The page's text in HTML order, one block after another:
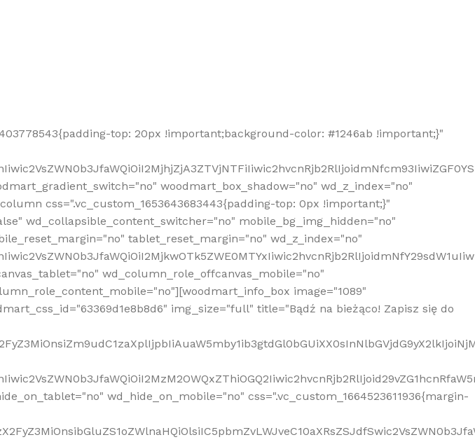
top: 20px !important;background-color: #1246ab !important;}"
woodmart_box_shadow="no" wd_z_index="no"
css=".vc_custom_1653643683443{padding-top: 0px !important;}"
wd_collapsible_content_switcher="no" mobile_bg_img_hidden="no"
tablet_reset_margin="no" wd_z_index="no"
wd_column_role_offcanvas_mobile="no"
image="1089"
img_size="full" title="Bądź na bieżąco! Zapisz się do
wd_hide_on_mobile="no" css=".vc_custom_1664523611936{margin-